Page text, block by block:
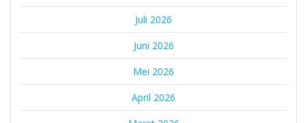
Juli 2026
Juni 2026
Mei 2026
April 2026